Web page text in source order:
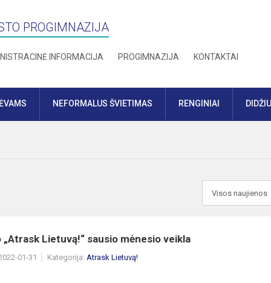
PROGIMNAZIJA
INFORMACIJA PROGIMNAZIJA KONTAKTAI
NEFORMALUS ŠVIETIMAS RENGINIAI
Lietuvą!“ sausio mėnesio veikla
01-31 Kategorija: Atrask Lietuvą!